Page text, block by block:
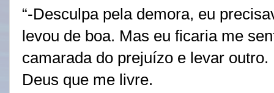
“-Desculpa pela demora, eu
levou de boa. Mas eu ficaria me
camarada do prejuízo e levar outro.
Deus que me livre.